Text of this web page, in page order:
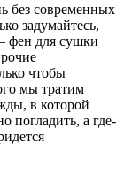
без современных
задумайтесь,
фен для сушки
чтобы
мы тратим
в которой
погладить, а где-